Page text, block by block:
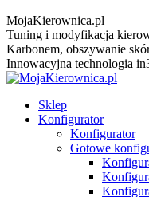
MojaKierownica.pl
Tuning i modyfikacja
Karbonem, obszywanie
Innowacyjna technologia
Sklep
Konfigurator
Konfigurator
Gotowe